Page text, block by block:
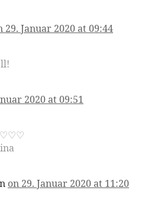
29. Januar 2020 at 09:44
2020 at 09:51
♡♡♡
on 29. Januar 2020 at 11:20